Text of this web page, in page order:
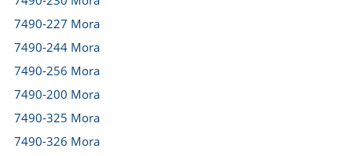
7490-227 Mora
7490-244 Mora
7490-256 Mora
7490-200 Mora
7490-325 Mora
7490-326 Mora